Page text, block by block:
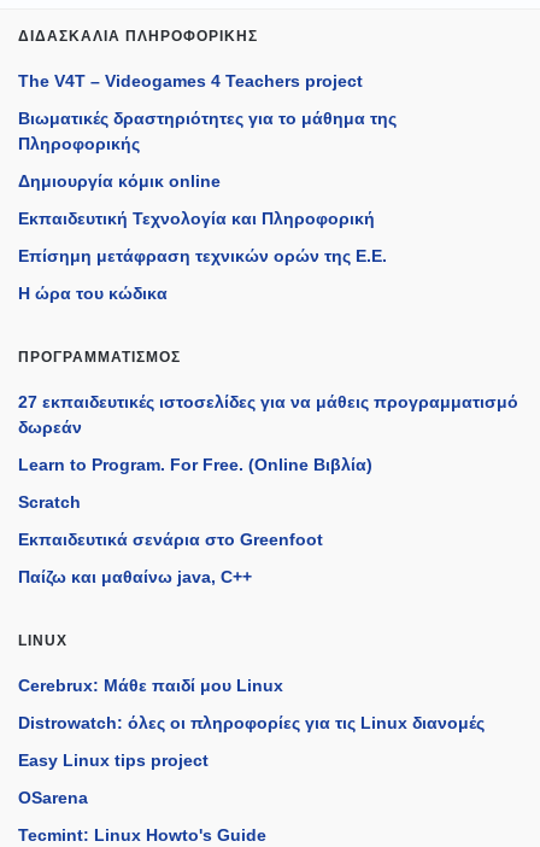
ΔΙΔΑΣΚΑΛΊΑ ΠΛΗΡΟΦΟΡΙΚΉΣ
The V4T – Videogames 4 Teachers project
Βιωματικές δραστηριότητες για το μάθημα της
Πληροφορικής
Δημιουργία κόμικ online
Εκπαιδευτική Τεχνολογία και Πληροφορική
Επίσημη μετάφραση τεχνικών ορών της Ε.Ε.
Η ώρα του κώδικα
ΠΡΟΓΡΑΜΜΑΤΙΣΜΌΣ
27 εκπαιδευτικές ιστοσελίδες για να μάθεις προγραμματισμό
δωρεάν
Learn to Program. For Free. (Online Βιβλία)
Scratch
Εκπαιδευτικά σενάρια στο Greenfoot
Παίζω και μαθαίνω java, C++
LINUX
Cerebrux: Μάθε παιδί μου Linux
Distrowatch: όλες οι πληροφορίες για τις Linux διανομές
Easy Linux tips project
OSarena
Tecmint: Linux Howto's Guide